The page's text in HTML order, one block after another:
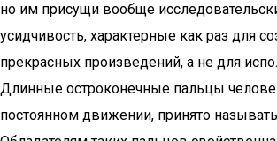
но им присущи вообще
усидчивость, характерные как раз для
прекрасных произведений, а не для
Длинные остроконечные пальцы
постоянном движении, принято